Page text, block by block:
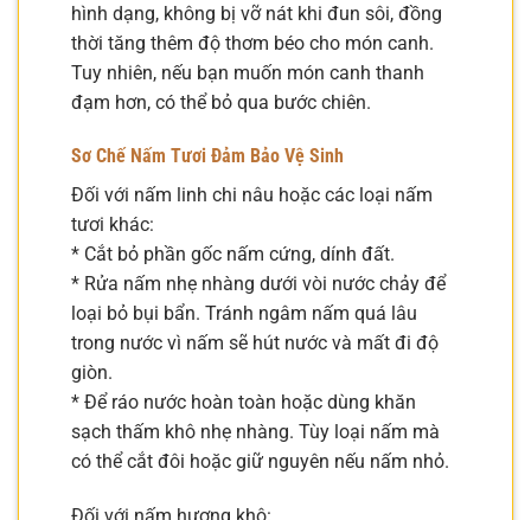
hình dạng, không bị vỡ nát khi đun sôi, đồng
thời tăng thêm độ thơm béo cho món canh.
Tuy nhiên, nếu bạn muốn món canh thanh
đạm hơn, có thể bỏ qua bước chiên.
Sơ Chế Nấm Tươi Đảm Bảo Vệ Sinh
Đối với nấm linh chi nâu hoặc các loại nấm
tươi khác:
* Cắt bỏ phần gốc nấm cứng, dính đất.
* Rửa nấm nhẹ nhàng dưới vòi nước chảy để
loại bỏ bụi bẩn. Tránh ngâm nấm quá lâu
trong nước vì nấm sẽ hút nước và mất đi độ
giòn.
* Để ráo nước hoàn toàn hoặc dùng khăn
sạch thấm khô nhẹ nhàng. Tùy loại nấm mà
có thể cắt đôi hoặc giữ nguyên nếu nấm nhỏ.